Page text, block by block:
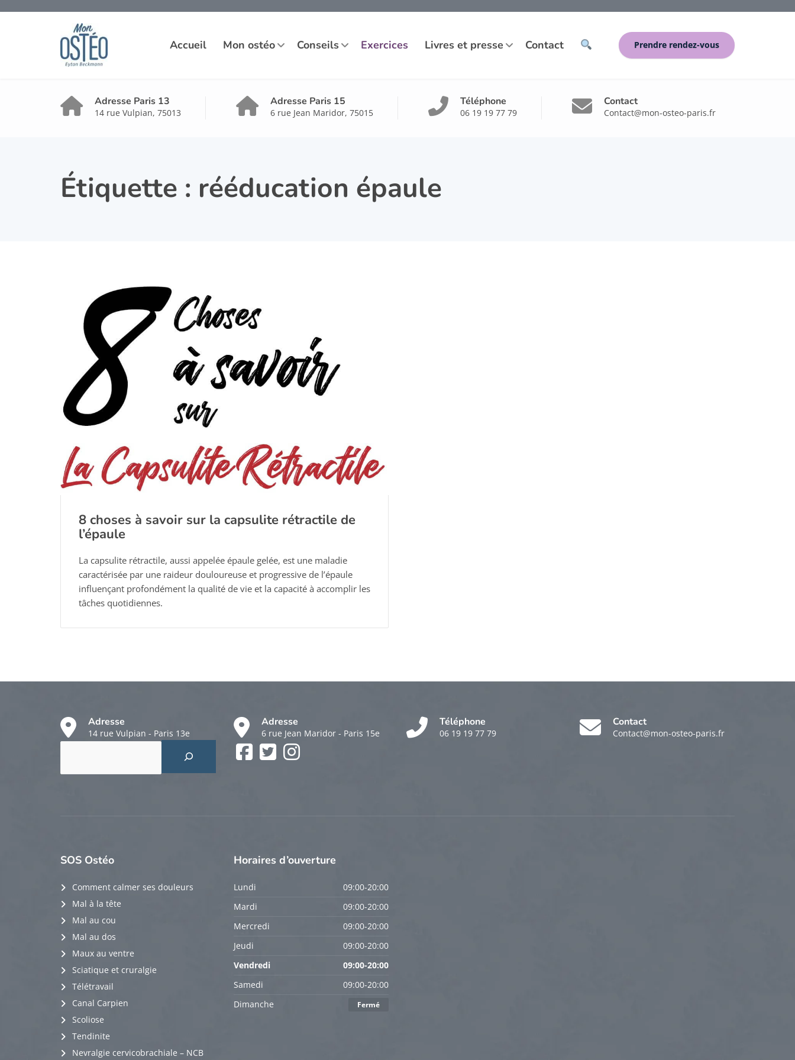
Accueil Mon ostéo Conseils Exercices Livres et presse Contact Prendre rendez-vous
Adresse Paris 13
14 rue Vulpian, 75013
Adresse Paris 15
6 rue Jean Maridor, 75015
Téléphone
06 19 19 77 79
Contact
Contact@mon-osteo-paris.fr
Étiquette : rééducation épaule
8 choses à savoir sur la capsulite rétractile de
l’épaule
La capsulite rétractile, aussi appelée épaule gelée, est une maladie
caractérisée par une raideur douloureuse et progressive de l’épaule
influençant profondément la qualité de vie et la capacité à accomplir les
tâches quotidiennes.
Adresse
14 rue Vulpian - Paris 13e
Adresse
6 rue Jean Maridor - Paris 15e
Téléphone
06 19 19 77 79
Contact
Contact@mon-osteo-paris.fr
Facebook
SOS Ostéo
Comment calmer ses douleurs
Mal à la tête
Mal au cou
Mal au dos
Maux au ventre
Sciatique et cruralgie
Télétravail
Canal Carpien
Scoliose
Tendinite
Nevralgie cervicobrachiale – NCB
Horaires d’ouverture
Lundi
09:00-20:00
Mardi
09:00-20:00
Mercredi
09:00-20:00
Jeudi
09:00-20:00
Vendredi
09:00-20:00
Samedi
09:00-20:00
Dimanche
Fermé